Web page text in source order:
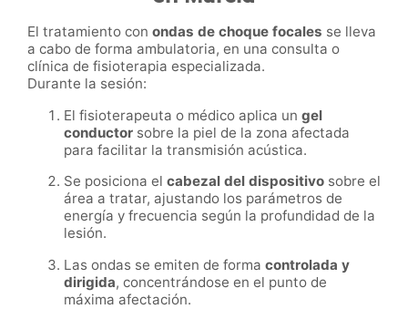
El tratamiento con ondas de choque focales se lleva
a cabo de forma ambulatoria, en una consulta o
clínica de fisioterapia especializada.
Durante la sesión:
El fisioterapeuta o médico aplica un gel
conductor sobre la piel de la zona afectada
para facilitar la transmisión acústica.
Se posiciona el cabezal del dispositivo sobre el
área a tratar, ajustando los parámetros de
energía y frecuencia según la profundidad de la
lesión.
Las ondas se emiten de forma controlada y
dirigida, concentrándose en el punto de
máxima afectación.